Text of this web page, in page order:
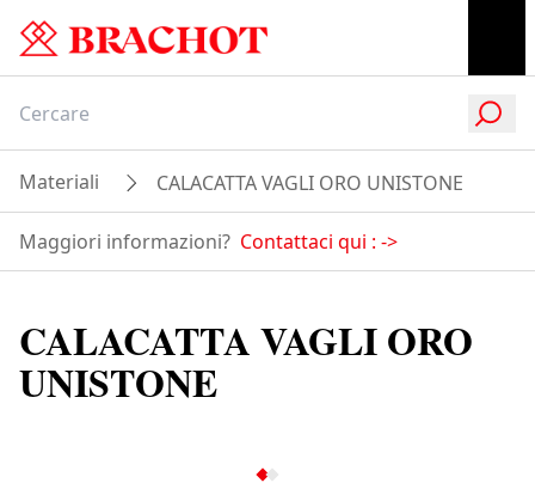
Materiali CALACATTA VAGLI ORO UNISTONE
Maggiori informazioni? Contattaci qui : ->
CALACATTA VAGLI ORO
UNISTONE